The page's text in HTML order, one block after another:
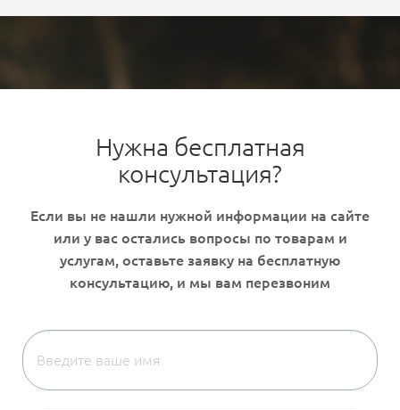
Нужна бесплатная
консультация?